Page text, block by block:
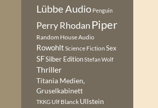
Lübbe Audio Penguin
Perry Rhodan Piper
Random House Audio
Rowohlt Science Fiction Sex
SFSilber EditionStefan Wolf
Thriller
Titania Medien,
Gruselkabinett
TKKG Ulf Blanck Ullstein